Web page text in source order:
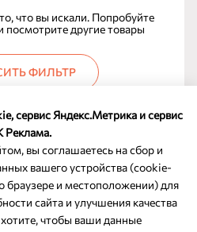
сервис Яндекс.Метрика и сервис
Реклама.
вы соглашаетесь на сбор и
вашего устройства (cookie-
браузере и местоположении) для
сайта и улучшения качества
чтобы ваши данные
что вы искали. Попробуйте
посмотрите другие товары
ФИЛЬТР
СВЯЗЬ
350-46-10